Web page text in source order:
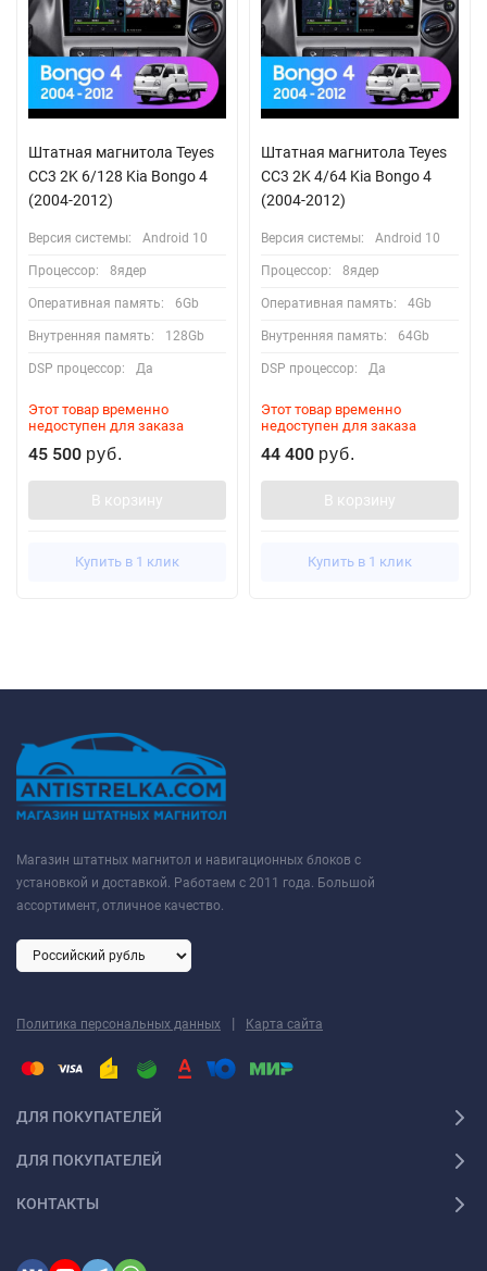
Штатная магнитола Teyes
CC3 2K 6/128 Kia Bongo 4
(2004-2012)
Версия системы: Android 10
Процессор: 8ядер
Оперативная память: 6Gb
Внутренняя память: 128Gb
DSP процессор: Да
Этот товар временно
недоступен для заказа
45 500 руб.
В корзину
Купить в 1 клик
Штатная магнитола Teyes
CC3 2K 4/64 Kia Bongo 4
(2004-2012)
Версия системы: Android 10
Процессор: 8ядер
Оперативная память: 4Gb
Внутренняя память: 64Gb
DSP процессор: Да
Этот товар временно
недоступен для заказа
44 400 руб.
В корзину
Купить в 1 клик
Магазин штатных магнитол и навигационных блоков с
установкой и доставкой. Работаем с 2011 года. Большой
ассортимент, отличное качество.
Политика персональных данных | Карта сайта
ДЛЯ ПОКУПАТЕЛЕЙ
ДЛЯ ПОКУПАТЕЛЕЙ
КОНТАКТЫ